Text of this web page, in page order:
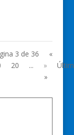
3 de 36
«
20 ... »
»